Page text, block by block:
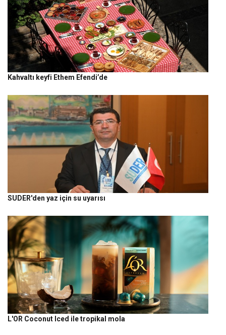
Kahvaltı keyfi Ethem Efendi’de
SUDER'den yaz için su uyarısı
L'OR Coconut Iced ile tropikal mola